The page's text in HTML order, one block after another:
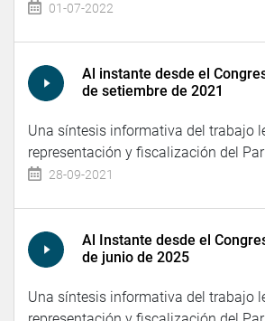
01-07-2022
Al instante desde el
de setiembre de 2021
Una síntesis informativa del trabajo
representación y fiscalización del
28-09-2021
Al Instante desde el
de junio de 2025
Una síntesis informativa del trabajo